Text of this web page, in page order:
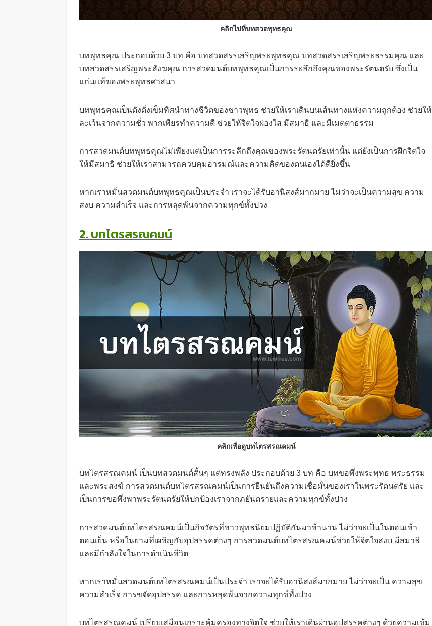
คลิกไปที่บทสวดพุทธคุณ
บทพุทธคุณ ประกอบด้วย 3 บท คือ บทสวดสรรเสริญพระพุทธคุณ บทสวดสรรเสริญพระธรรมคุณ และ
บทสวดสรรเสริญพระสังฆคุณ การสวดมนต์บทพุทธคุณเป็นการระลึกถึงคุณของพระรัตนตรัย ซึ่งเป็น
แก่นแท้ของพระพุทธศาสนา
บทพุทธคุณเป็นดังดั่งเข็มทิศนำทางชีวิตของชาวพุทธ ช่วยให้เราเดินบนเส้นทางแห่งความถูกต้อง ช่วยให้
ละเว้นจากความชั่ว พากเพียรทำความดี ช่วยให้จิตใจผ่องใส มีสมาธิ และมีเมตตาธรรม
การสวดมนต์บทพุทธคุณไม่เพียงแต่เป็นการระลึกถึงคุณของพระรัตนตรัยเท่านั้น แต่ยังเป็นการฝึกจิตใจ
ให้มีสมาธิ ช่วยให้เราสามารถควบคุมอารมณ์และความคิดของตนเองได้ดียิ่งขึ้น
หากเราหมั่นสวดมนต์บทพุทธคุณเป็นประจำ เราจะได้รับอานิสงส์มากมาย ไม่ว่าจะเป็นความสุข ความ
สงบ ความสำเร็จ และการหลุดพ้นจากความทุกข์ทั้งปวง
2. บทไตรสรณคมน์
คลิกเพื่อดูบทไตรสรณคมน์
บทไตรสรณคมน์ เป็นบทสวดมนต์สั้นๆ แต่ทรงพลัง ประกอบด้วย 3 บท คือ บทขอพึ่งพระพุทธ พระธรรม
และพระสงฆ์ การสวดมนต์บทไตรสรณคมน์เป็นการยืนยันถึงความเชื่อมั่นของเราในพระรัตนตรัย และ
เป็นการขอพึ่งพาพระรัตนตรัยให้ปกป้องเราจากภยันตรายและความทุกข์ทั้งปวง
การสวดมนต์บทไตรสรณคมน์เป็นกิจวัตรที่ชาวพุทธนิยมปฏิบัติกันมาช้านาน ไม่ว่าจะเป็นในตอนเช้า
ตอนเย็น หรือในยามที่เผชิญกับอุปสรรคต่างๆ การสวดมนต์บทไตรสรณคมน์ช่วยให้จิตใจสงบ มีสมาธิ
และมีกำลังใจในการดำเนินชีวิต
หากเราหมั่นสวดมนต์บทไตรสรณคมน์เป็นประจำ เราจะได้รับอานิสงส์มากมาย ไม่ว่าจะเป็น ความสุข
ความสำเร็จ การขจัดอุปสรรค และการหลุดพ้นจากความทุกข์ทั้งปวง
บทไตรสรณคมน์ เปรียบเสมือนเกราะคุ้มครองทางจิตใจ ช่วยให้เราเดินผ่านอุปสรรคต่างๆ ด้วยความเข้ม